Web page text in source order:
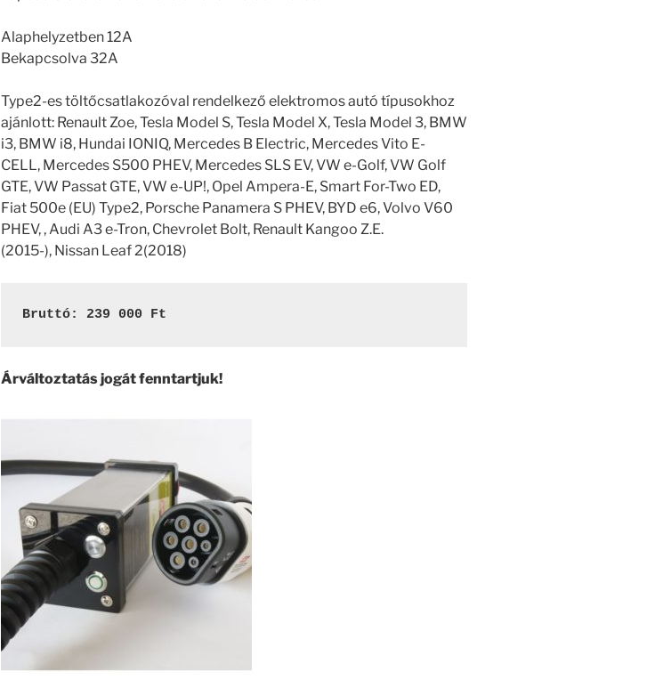
Alaphelyzetben 12A
Bekapcsolva 32A
Type2-es töltőcsatlakozóval rendelkező elektromos autó típusokhoz
ajánlott: Renault Zoe, Tesla Model S, Tesla Model X, Tesla Model 3, BMW
i3, BMW i8, Hundai IONIQ, Mercedes B Electric, Mercedes Vito E-
CELL, Mercedes S500 PHEV, Mercedes SLS EV, VW e-Golf, VW Golf
GTE, VW Passat GTE, VW e-UP!, Opel Ampera-E, Smart For-Two ED,
Fiat 500e (EU) Type2, Porsche Panamera S PHEV, BYD e6, Volvo V60
PHEV, , Audi A3 e-Tron, Chevrolet Bolt, Renault Kangoo Z.E.
(2015-), Nissan Leaf 2(2018)
Bruttó: 239 000 Ft
Árváltoztatás jogát fenntartjuk!